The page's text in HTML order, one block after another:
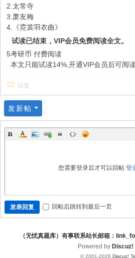
2.太常寺
3.萧友梅
4.《霓裳羽衣曲》
试读已结束，VIP会员免费阅读全文。
5考研币 付费阅读
本文只能试读14%,开通VIP会员后可阅
回复
发新帖
您需要登录后才可以回帖 登
发表回复 回帖后跳转到最后一页
（无忧真题库）有事联系站长邮箱：
Powered by Discuz!
© 2001-2026 Discuz!